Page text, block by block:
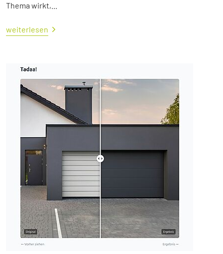
Thema wirkt,...
weiterlesen